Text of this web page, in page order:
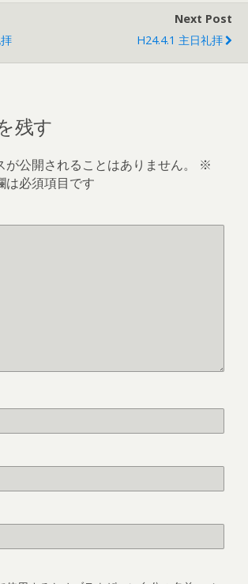
Next Post
H24.4.1 主日礼拝
残す
公開されることはありません。
※
は必須項目です